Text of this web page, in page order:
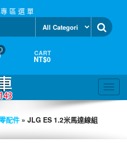
區 選 單
CART
NT$0
配件 » JLG ES 1.2米馬達線組